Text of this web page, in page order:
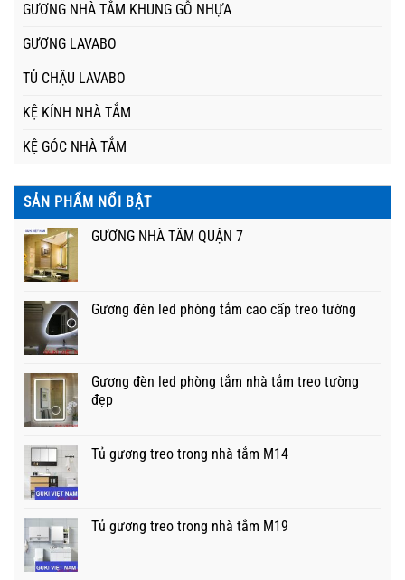
GƯƠNG NHÀ TẮM KHUNG GỖ NHỰA
GƯƠNG LAVABO
TỦ CHẬU LAVABO
KỆ KÍNH NHÀ TẮM
KỆ GÓC NHÀ TẮM
SẢN PHẨM NỔI BẬT
GƯƠNG NHÀ TẮM QUẬN 7
Gương đèn led phòng tắm cao cấp treo tường
Gương đèn led phòng tắm nhà tắm treo tường
đẹp
Tủ gương treo trong nhà tắm M14
Tủ gương treo trong nhà tắm M19